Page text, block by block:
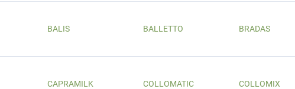
BALIS BALLETTO BRADAS
CAPRAMILK COLLOMATIC COLLOMIX